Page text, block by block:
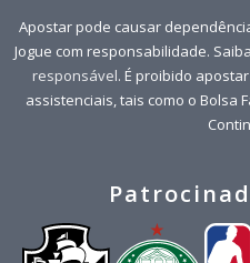
Apostar pode causar
Jogue com responsabilidade.
responsável. É proibido
assistenciais, tais como o Bolsa